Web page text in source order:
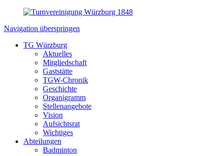
Navigation überspringen
TG Würzburg
Aktuelles
Mitgliedschaft
Gaststätte
TGW-Chronik
Geschichte
Organigramm
Stellenangebote
Vision
Aufsichtsrat
Wichtiges
Abteilungen
Badminton